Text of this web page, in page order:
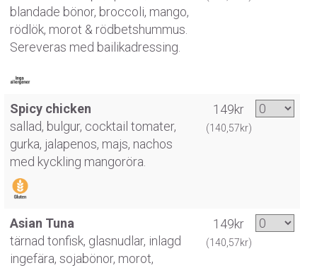
blandade bönor, broccoli, mango,
rödlök, morot & rödbetshummus.
Sereveras med bailikadressing.
Spicy chicken
sallad, bulgur, cocktail tomater,
gurka, jalapenos, majs, nachos
med kyckling mangoröra.
149kr
(140,57kr)
Asian Tuna
tärnad tonfisk, glasnudlar, inlagd
ingefära, sojabönor, morot,
149kr
(140,57kr)